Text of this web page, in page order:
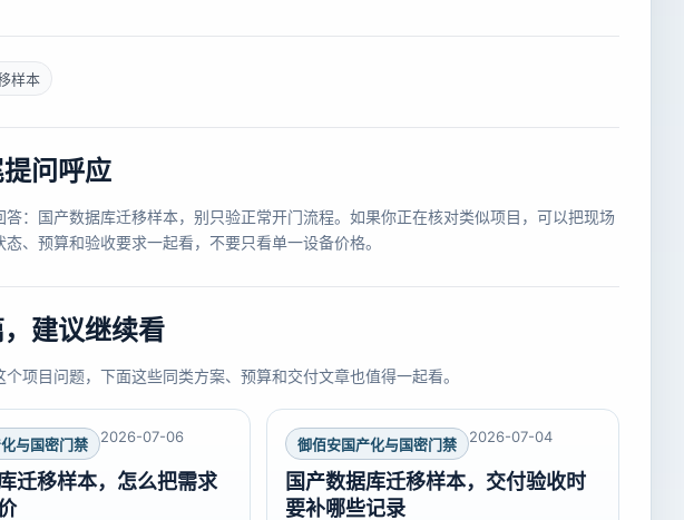
样本
问呼应
答：国产数据库迁移样本，别只验正常开门流程。如果你正在核对类似项目，可以把现场
、预算和验收要求一起看，不要只看单一设备价格。
建议继续看
项目问题，下面这些同类方案、预算和交付文章也值得一起看。
与国密门禁 2026-07-06
迁移样本，怎么把需求
御佰安国产化与国密门禁 2026-07-04
国产数据库迁移样本，交付验收时
要补哪些记录